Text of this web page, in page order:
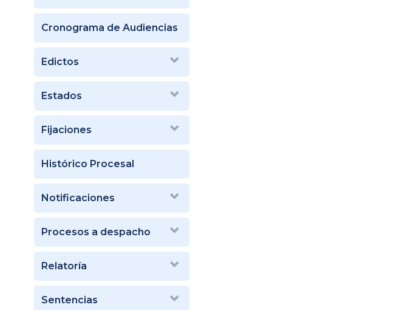
Cronograma de Audiencias
Edictos
Estados
Fijaciones
Histórico Procesal
Notificaciones
Procesos a despacho
Relatoría
Sentencias